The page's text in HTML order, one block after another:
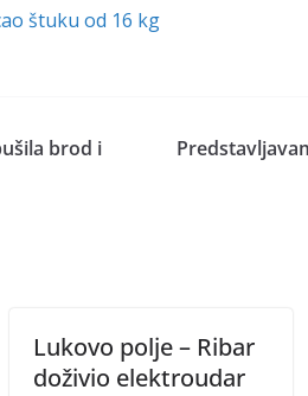
štuku od 16 kg
brod i
Lukovo polje – Ribar
doživio elektroudar